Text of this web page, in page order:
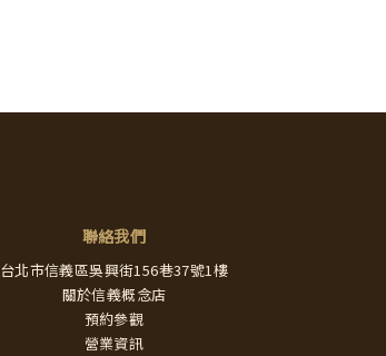
聯絡我們
台北市信義區吳興街156巷37號1樓
關於信義概念店
預約參觀
營業資訊